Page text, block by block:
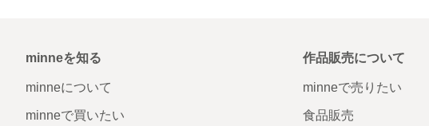
minneを知る
minneについて
minneで買いたい
作品販売について
minneで売りたい
食品販売